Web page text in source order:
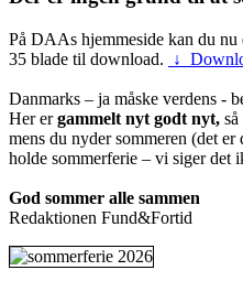
På DAAs hjemmeside kan du
35 blade til download.
↓
Danmarks – ja måske verdens -
Her ergammelt nyt godt nyt,
mens du nyder sommeren (det
holde sommerferie – vi siger det
God sommer alle sammen
Redaktionen Fund&Fortid